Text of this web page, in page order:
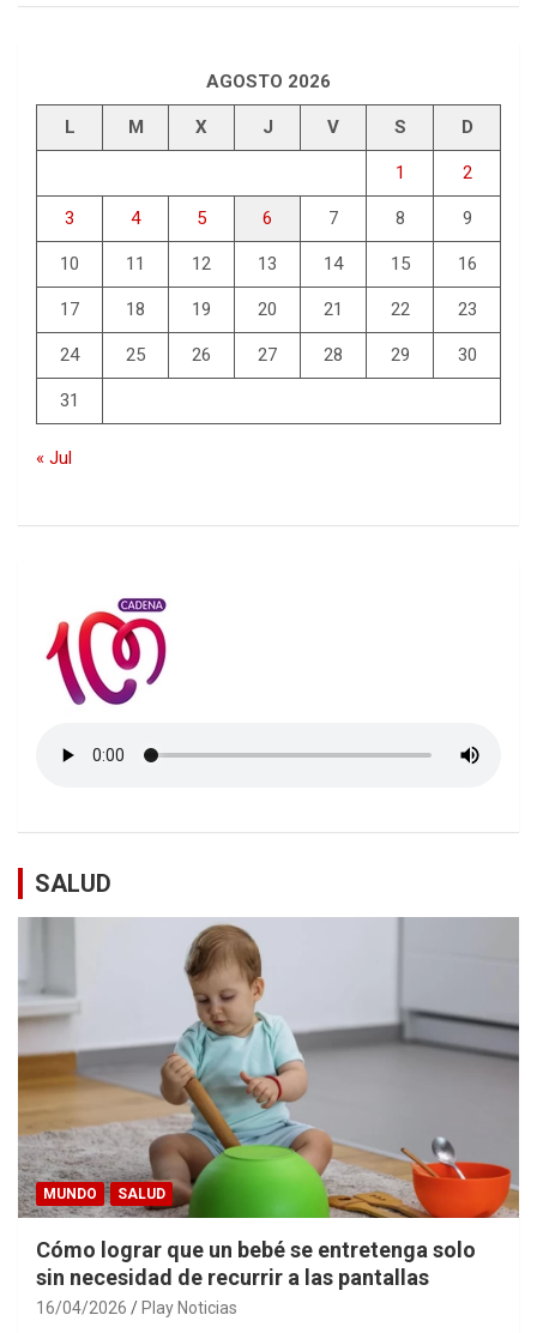
AGOSTO 2026
L M X J V S D
1 2
3 4 5 6 7 8 9
10 11 12 13 14 15 16
17 18 19 20 21 22 23
24 25 26 27 28 29 30
31
« Jul
SALUD
MUNDO SALUD
Cómo lograr que un bebé se entretenga solo
sin necesidad de recurrir a las pantallas
16/04/2026 Play Noticias